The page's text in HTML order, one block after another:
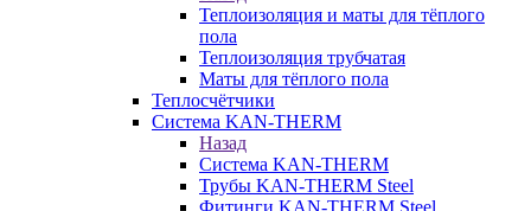
Теплоизоляция и маты для тёплого
пола
Теплоизоляция трубчатая
Маты для тёплого пола
Теплосчётчики
Система KAN-THERM
Назад
Система KAN-THERM
Трубы KAN-THERM Steel
Фитинги KAN-THERM Steel